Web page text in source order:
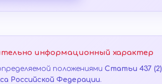
информационный характер
положениями Статьи 437 (2)
Российской Федерации.